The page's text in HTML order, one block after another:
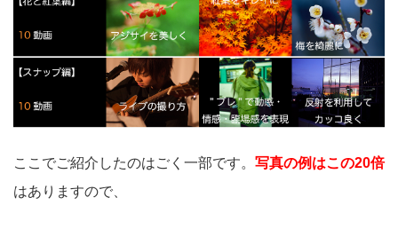
ここでご紹介したのはごく一部です。 写真の例はこの20倍
はありますので、